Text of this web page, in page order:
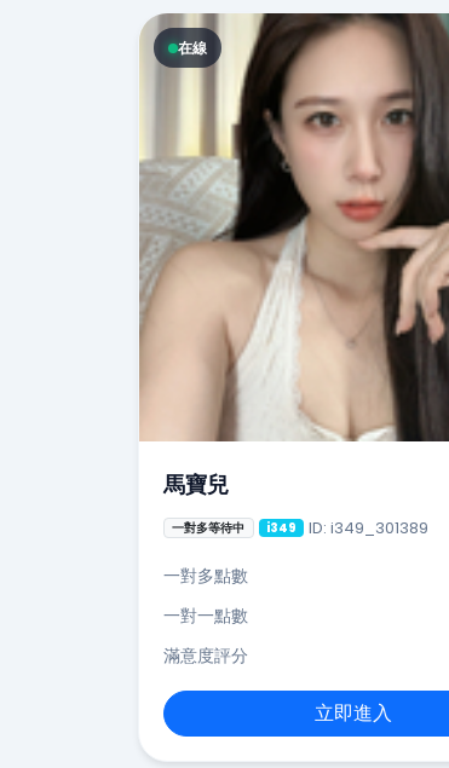
在線
馬寶兒
一對多等待中 i349 ID: i349_301389
一對多點數
一對一點數
滿意度評分
立即進入